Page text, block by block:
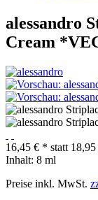
alessandro
Cream
16,45 € * statt
Inhalt: 8 ml
Preise inkl. MwSt.